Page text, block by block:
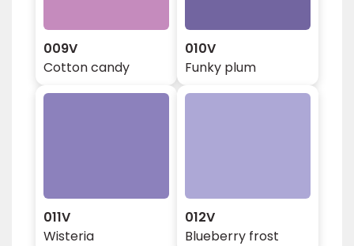
009V
Cotton candy
010V
Funky plum
011V
Wisteria
012V
Blueberry frost